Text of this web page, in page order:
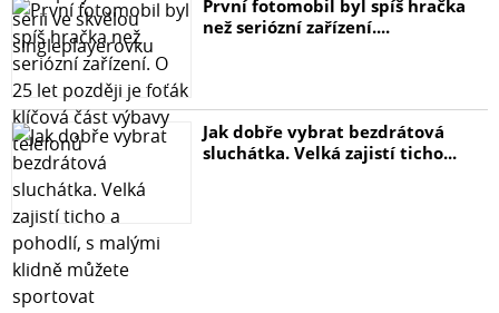
První fotomobil byl spíš hračka
než seriózní zařízení....
Jak dobře vybrat bezdrátová
sluchátka. Velká zajistí ticho...